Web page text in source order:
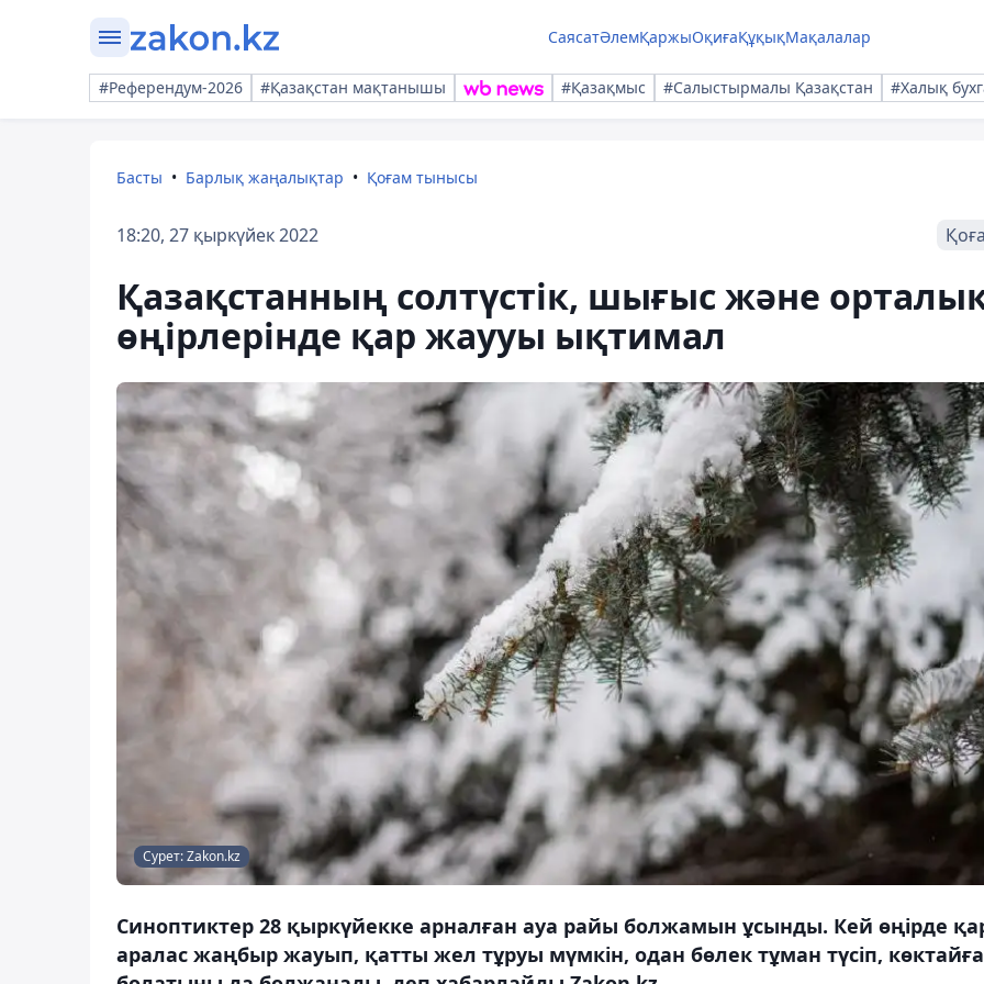
СаясатӘлемҚаржыОқиғаҚұқықМақалалар
#Референдум-2026 #Қазақстан мақтанышы #Қазақмыс #Салыстырмалы Қазақстан #Халық
Басты Барлық жаңалықтар Қоғам тынысы
18:20, 27 қыркүйек 2022
Қазақстанның солтүстік, шығыс және
өңірлерінде қар жаууы ықтимал
Сурет: Zakon.kz
Синоптиктер 28 қыркүйекке арналған ауа райы болжамын ұсынды. Кей өңірде
аралас жаңбыр жауып, қатты жел тұруы мүмкін, одан бөлек тұман түсіп,